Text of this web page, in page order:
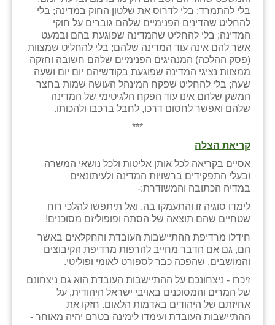
בלי להתמרד; בלי לדרוס את שלטון החוק במדינה; בלי
להחליט שהדינים הפנימיים שלהם גוברים על חוקי
המדינה; בלי להחליט שהמדינה שפוגעת בהם ובמעט
אשר להם אינה עוד המדינה שלהם; בלי להחליט שמצוות
(פסק ההלכה) המנהיגים הפנימיים שלהם חשובה וחזקה
ממצוות נציגי המדינה שפוגעת בקודשיהם יום יום ושעה
שעה; בלי להחליט שפקח המינהל העושה שמות בחצר
המשק שלהם אינו עוד הפקח הלגיטימי של המדינה
שלהם ואפשר לחסום דרכו, לחבל ברכבו ולהכותו.
***
קריאת הצלה
אסיים בקריאה לכל אותן אליטות ולכל נושאי המשרה
ובעלי התפקידים ברשויות המדינה ולעיתונאים
במדיה הכתובה והמשודרת:-
לימדו סוגיה זו והתעמקו בה, ואל תיתפשו להלכי רוח
שטחיים שהם תוצאה של הסתה ופופוליזם מסוכנים!
חידלו מרדיפת ההתיישבות העובדת והחקלאים באשר
הם, גם אם הדבר מחייב להרפות מרדיפת הקיבוצים
והמושבים, שהפכה כבר לספורט לאומי ופוליטי.
זיכרו - ניצחונכם על ההתיישבות העובדת הוא גם ניצחונם
של המרים והמסוכנים באויבי ישראל היהודית, על
אחיזתם של היהודים באדמות הלאום. חזקו את
ההתיישבות העובדת ועימדו לימינה בטרם יהיה מאוחר -